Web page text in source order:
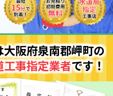
大阪府泉南郡岬町の
工事指定業者です！